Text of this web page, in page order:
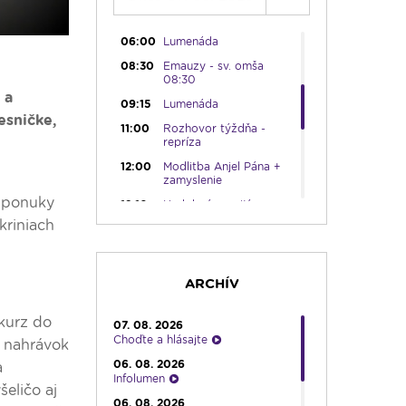
a
do
aj
05:45
Ranné chvály
06:00
Lumenáda
08:30
Emauzy - sv. omša
08:30
09:15
Lumenáda
11:00
Rozhovor týždňa -
repríza
12:00
Modlitba Anjel Pána +
zamyslenie
12:10
Hudobný aperitív
12:30
Biblia za rok
13:00
Lumenfórum
Pútnický víkend
18:00
Emauzy - sv. omša
18:00
19:00
Bolestný ruženec
ARCHÍV
07. 08. 2026
Choďte a hlásajte
06. 08. 2026
Infolumen
06. 08. 2026